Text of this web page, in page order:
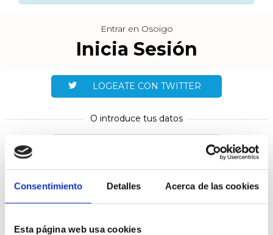
Consentimiento Detalles Acerca de las cookies
Esta página web usa cookies
Entrar en Osoigo
Inicia Sesión
LOGEATE CON TWITTER
O introduce tus datos
Recuérdame